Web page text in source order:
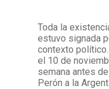
Facebook
Instagram
Twitter
Mail
Toda la
estuvo signada
contexto
el 10 de
semana antes
Perón a la